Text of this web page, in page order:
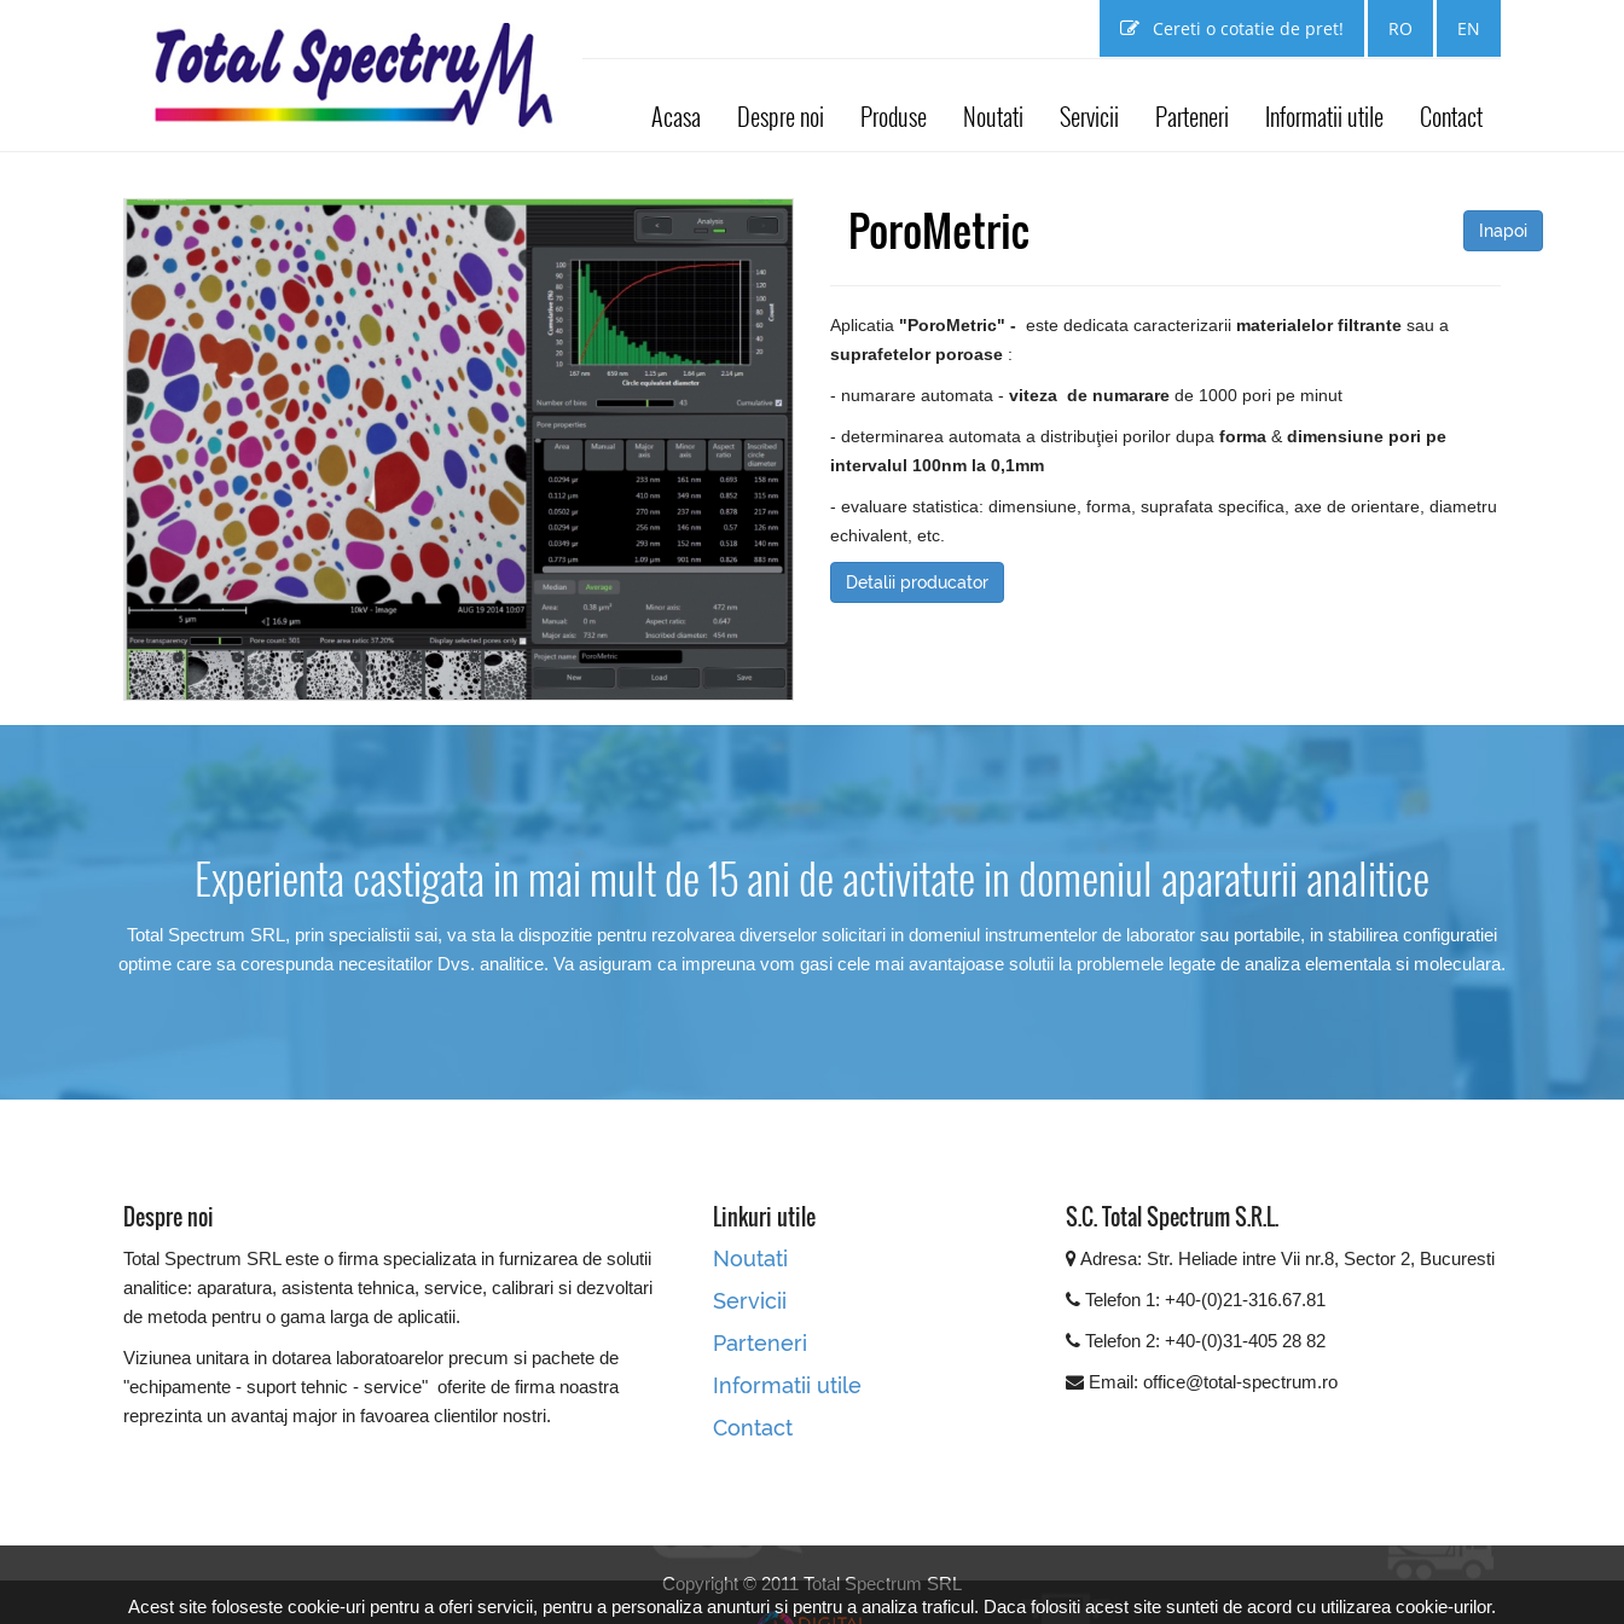
Cereti o cotatie de pret! RO EN
Acasa Despre noi Produse Noutati Servicii Parteneri Informatii utile Contact
PoroMetric Inapoi
Aplicatia "PoroMetric" - este dedicata caracterizarii materialelor filtrante sau a
suprafetelor poroase :
- numarare automata - viteza de numarare de 1000 pori pe minut
- determinarea automata a distribuţiei porilor dupa forma & dimensiune pori pe
intervalul 100nm la 0,1mm
- evaluare statistica: dimensiune, forma, suprafata specifica, axe de orientare, diametru
echivalent, etc.
Detalii producator
Experienta castigata in mai mult de 15 ani de activitate in domeniul aparaturii analitice
Total Spectrum SRL, prin specialistii sai, va sta la dispozitie pentru rezolvarea diverselor solicitari in domeniul instrumentelor de laborator sau portabile, in stabilirea configuratiei
optime care sa corespunda necesitatilor Dvs. analitice. Va asiguram ca impreuna vom gasi cele mai avantajoase solutii la problemele legate de analiza elementala si moleculara.
Despre noi
Total Spectrum SRL este o firma specializata in furnizarea de solutii
analitice: aparatura, asistenta tehnica, service, calibrari si dezvoltari
de metoda pentru o gama larga de aplicatii.
Viziunea unitara in dotarea laboratoarelor precum si pachete de
"echipamente - suport tehnic - service" oferite de firma noastra
reprezinta un avantaj major in favoarea clientilor nostri.
Linkuri utile
Noutati
Servicii
Parteneri
Informatii utile
Contact
S.C. Total Spectrum S.R.L.
Adresa: Str. Heliade intre Vii nr.8, Sector 2, Bucuresti
Telefon 1: +40-(0)21-316.67.81
Telefon 2: +40-(0)31-405 28 82
Email: office@total-spectrum.ro
Copyright © 2011 Total Spectrum SRL
Acest site foloseste cookie-uri pentru a oferi servicii, pentru a personaliza anunturi si pentru a analiza traficul. Daca folositi acest site sunteti de acord cu utilizarea cookie-urilor.